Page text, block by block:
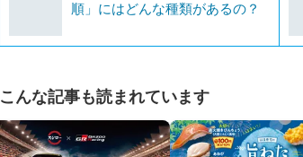
順」にはどんな種類があるの？
こんな記事も読まれています